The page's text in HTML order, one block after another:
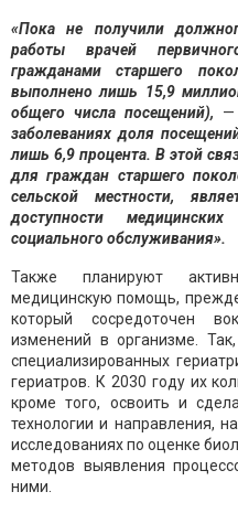
«Пока не получили
работы врачей
гражданами старшего
выполнено лишь 15,9
общего числа посещений), —
заболеваниях доля
лишь 6,9 процента. В этой
для граждан старшего
сельской местности,
доступности
социального обслуживания».
Также планируют
медицинскую помощь,
который сосредоточен
изменений в организме.
специализированных
гериатров. К 2030 году их
кроме того, освоить и
технологии и направления,
исследованиях по оценке
методов выявления
ними.